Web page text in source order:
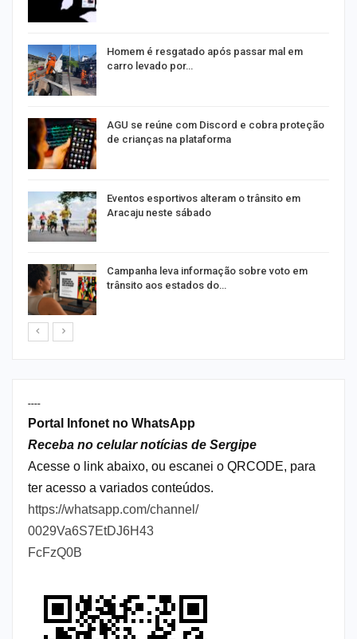
Homem é resgatado após passar mal em
carro levado por…
AGU se reúne com Discord e cobra proteção
de crianças na plataforma
Eventos esportivos alteram o trânsito em
Aracaju neste sábado
Campanha leva informação sobre voto em
trânsito aos estados do…
----
Portal Infonet no WhatsApp
Receba no celular notícias de Sergipe
Acesse o link abaixo, ou escanei o QRCODE, para
ter acesso a variados conteúdos.
https://whatsapp.com/channel/
0029Va6S7EtDJ6H43
FcFzQ0B